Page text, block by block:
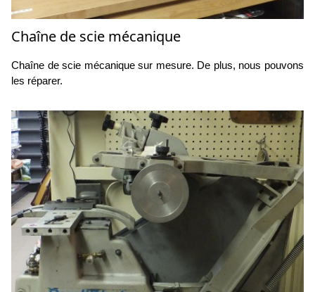
Chaîne de scie mécanique
Chaîne de scie mécanique sur mesure. De plus, nous pouvons
les réparer.